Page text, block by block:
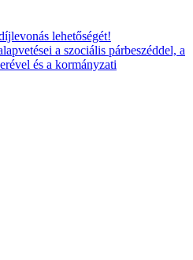
lehetőségét!
a szociális párbeszéddel, a
és a kormányzati